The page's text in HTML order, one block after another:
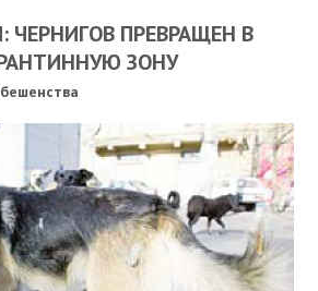
ЧЕРНИГОВ ПРЕВРАЩЕН В
ЗОНУ